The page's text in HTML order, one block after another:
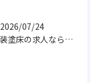
2026/07/24
塗装塗床の求人なら…活躍出来る職場未経験・経験者でも求めております。